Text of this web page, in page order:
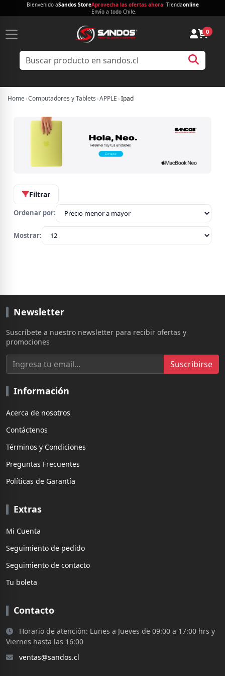
Bienvenido aSandos StoreAprovecha las ofertas ahora· Tiendaonline
· Envío a todo Chile.
0
Home›Computadores y Tablets ›APPLE ›Ipad
Filtrar
Ordenar por:
Mostrar:
Newsletter
Suscríbete a nuestro newsletter para recibir ofertas y
promociones
Suscribirse
Información
Acerca de nosotros
Contáctenos
Términos y Condiciones
Preguntas Frecuentes
Políticas de Garantía
Extras
Mi Cuenta
Seguimiento de pedido
Seguimiento de contacto
Tu boleta
Contacto
Horario de atención: Lunes a Jueves de 09:00 a 17:00 hrs y
Viernes hasta las 16:00
ventas@sandos.cl